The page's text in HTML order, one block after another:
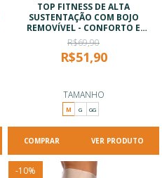
TOP FITNESS DE ALTA
SUSTENTAÇÃO COM BOJO
REMOVÍVEL - CONFORTO E
TECNOLOGIA - BEGE
R$69,90
R$51,90
TAMANHO
M G GG
VER PRODUTO
-10%